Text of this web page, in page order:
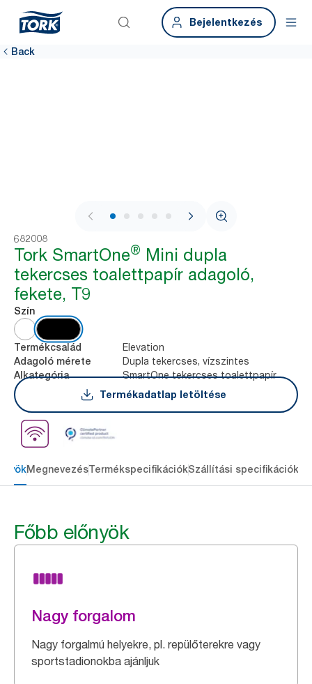
Bejelentkezés
Back
1 / 8
682008
Tork SmartOne® Mini dupla
tekercses toalettpapír adagoló,
fekete, T9
Szín
Termékcsalád Elevation
Adagoló mérete Dupla tekercses, vízszintes
Alkategória
SmartOne tekercses toalettpapír
Termékadatlap letöltése
MegnevezésTermékspecifikációkSzállítási specifikációk
Főbb előnyök
Nagy forgalom
Nagy forgalmú helyekre, pl. repülőterekre vagy
sportstadionokba ajánljuk